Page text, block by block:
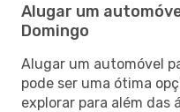
Alugar um
Domingo
Alugar um automóvel
pode ser uma ótima
explorar para além das